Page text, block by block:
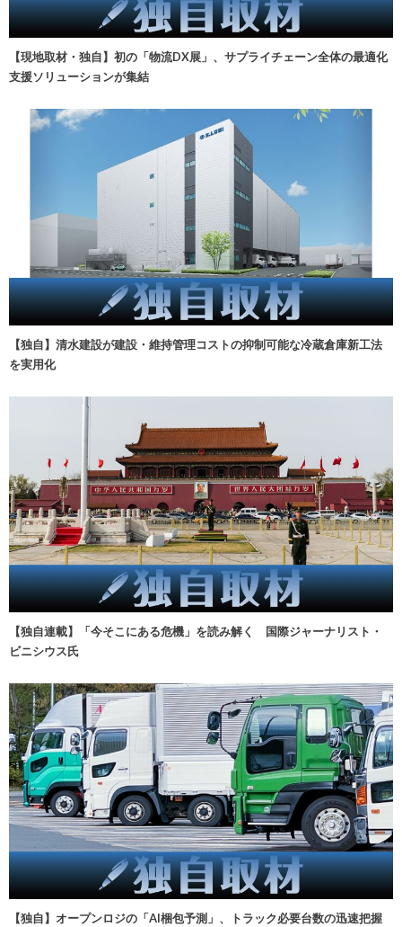
【現地取材・独自】初の「物流DX展」、サプライチェーン全体の最適化
支援ソリューションが集結
【独自】清水建設が建設・維持管理コストの抑制可能な冷蔵倉庫新工法
を実用化
【独自連載】「今そこにある危機」を読み解く 国際ジャーナリスト・
ビニシウス氏
【独自】オープンロジの「AI梱包予測」、トラック必要台数の迅速把握